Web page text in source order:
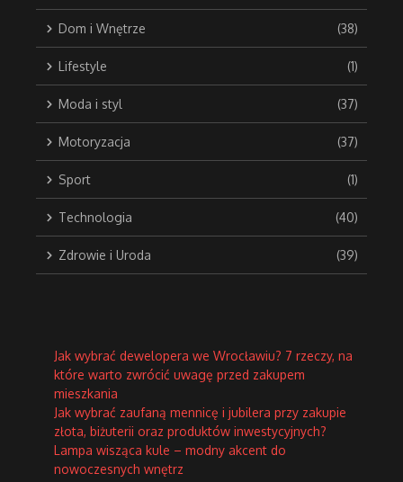
Dom i Wnętrze (38)
Lifestyle (1)
Moda i styl (37)
Motoryzacja (37)
Sport (1)
Technologia (40)
Zdrowie i Uroda (39)
Jak wybrać dewelopera we Wrocławiu? 7 rzeczy, na
które warto zwrócić uwagę przed zakupem
mieszkania
Jak wybrać zaufaną mennicę i jubilera przy zakupie
złota, biżuterii oraz produktów inwestycyjnych?
Lampa wisząca kule – modny akcent do
nowoczesnych wnętrz